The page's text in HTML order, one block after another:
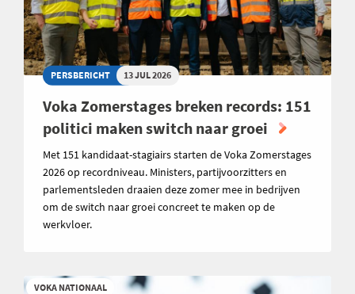
PERSBERICHT 13 JUL 2026
Voka Zomerstages breken records: 151
politici maken switch naar groei
Met 151 kandidaat-stagiairs starten de Voka Zomerstages
2026 op recordniveau. Ministers, partijvoorzitters en
parlementsleden draaien deze zomer mee in bedrijven
om de switch naar groei concreet te maken op de
werkvloer.
VOKA NATIONAAL